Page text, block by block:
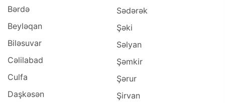
Bərdə
Beyləqan
Biləsuvar
Cəlilabad
Culfa
Daşkəsən
Sədərək
Şəki
Səlyan
Şəmkir
Şərur
Şirvan